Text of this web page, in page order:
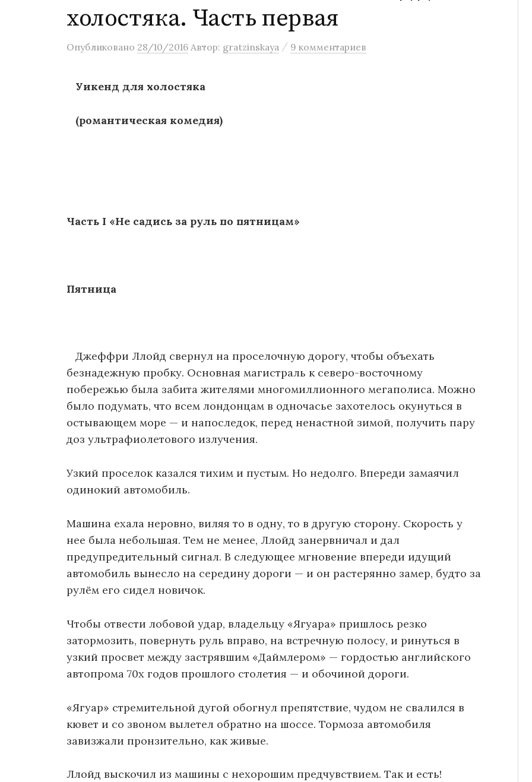
холостяка. Часть первая
Опубликовано 28/10/2016 Автор: gratzinskaya / 9 комментариев
Уикенд для холостяка
(романтическая комедия)
Часть I «Не садись за руль по пятницам»
Пятница
Джеффри Ллойд свернул на проселочную дорогу, чтобы объехать
безнадежную пробку. Основная магистраль к северо-восточному
побережью была забита жителями многомиллионного мегаполиса. Можно
было подумать, что всем лондонцам в одночасье захотелось окунуться в
остывающем море — и напоследок, перед ненастной зимой, получить пару
доз ультрафиолетового излучения.
Узкий проселок казался тихим и пустым. Но недолго. Впереди замаячил
одинокий автомобиль.
Машина ехала неровно, виляя то в одну, то в другую сторону. Скорость у
нее была небольшая. Тем не менее, Ллойд занервничал и дал
предупредительный сигнал. В следующее мгновение впереди идущий
автомобиль вынесло на середину дороги — и он растерянно замер, будто за
рулём его сидел новичок.
Чтобы отвести лобовой удар, владельцу «Ягуара» пришлось резко
затормозить, повернуть руль вправо, на встречную полосу, и ринуться в
узкий просвет между застрявшим «Даймлером» — гордостью английского
автопрома 70х годов прошлого столетия — и обочиной дороги.
«Ягуар» стремительной дугой обогнул препятствие, чудом не свалился в
кювет и со звоном вылетел обратно на шоссе. Тормоза автомобиля
завизжали пронзительно, как живые.
Ллойд выскочил из машины с нехорошим предчувствием. Так и есть!